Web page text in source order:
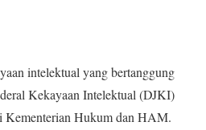
intelektual yang bertanggung
Kekayaan Intelektual (DJKI)
Kementerian Hukum dan HAM.